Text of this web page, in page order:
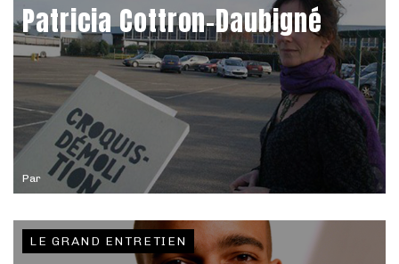
Par
Patricia Cottron-Daubigné
LE GRAND ENTRETIEN